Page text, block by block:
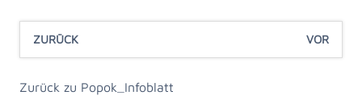
ZURÜCK VOR
Zurück zu Popok_Infoblatt